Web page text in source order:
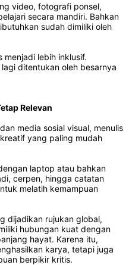
video, fotografi ponsel,
secara mandiri. Bahkan
sudah dimiliki oleh
menjadi lebih inklusif.
ditentukan oleh besarnya
Relevan
media sosial visual, menulis
yang paling mudah
laptop atau bahkan
cerpen, hingga catatan
melatih kemampuan
dijadikan rujukan global,
hubungan kuat dengan
hayat. Karena itu,
karya, tetapi juga
berpikir kritis.